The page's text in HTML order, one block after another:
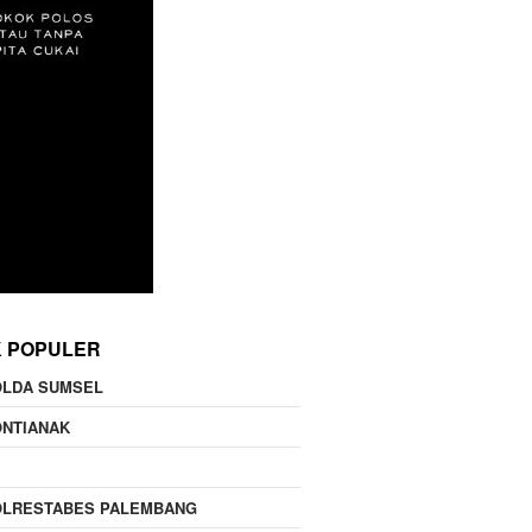
POPULER
SUMSEL
PALEMBANG